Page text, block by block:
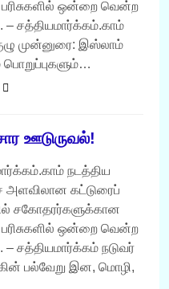
ஒன்றை வென்ற
– சத்தியமார்க்கம்.காம்
முன்னுரை: இஸ்லாம்
பொறுப்புகளும்…
ஊடுருவல்!
நடத்திய
அளவிலான கட்டுரைப்
சகோதரர்களுக்கான
ஒன்றை வென்ற
– சத்தியமார்க்கம் நடுவர்
பல்வேறு இன, மொழி,